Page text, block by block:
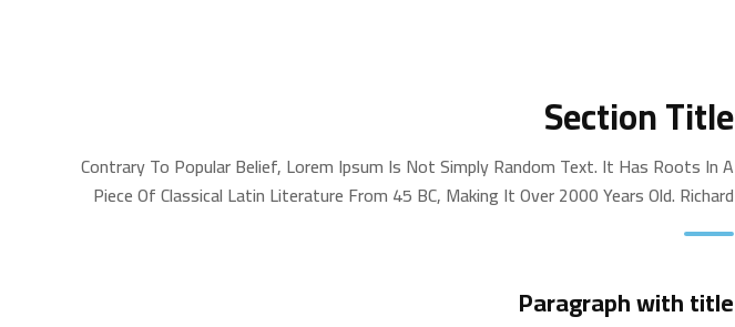
Section Title
Contrary To Popular Belief, Lorem Ipsum Is Not Simply Random Text. It Has Roots In A
Piece Of Classical Latin Literature From 45 BC, Making It Over 2000 Years Old. Richard
Paragraph with title